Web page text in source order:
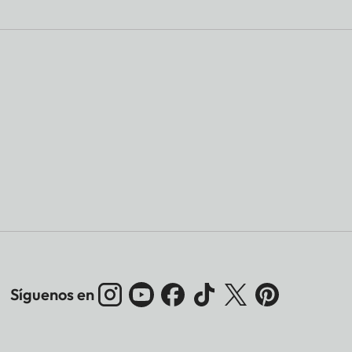
Síguenos en